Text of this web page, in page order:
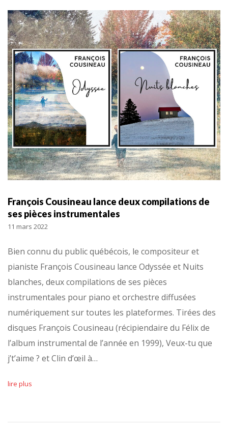
François Cousineau lance deux compilations de
ses pièces instrumentales
11 mars 2022
Bien connu du public québécois, le compositeur et
pianiste François Cousineau lance Odyssée et Nuits
blanches, deux compilations de ses pièces
instrumentales pour piano et orchestre diffusées
numériquement sur toutes les plateformes. Tirées des
disques François Cousineau (récipiendaire du Félix de
l’album instrumental de l’année en 1999), Veux-tu que
j’t’aime ? et Clin d’œil à…
lire plus